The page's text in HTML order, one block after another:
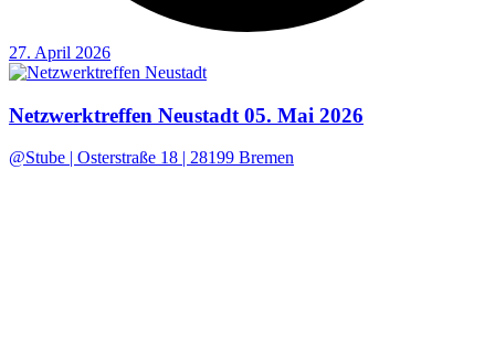
27. April 2026
Netzwerktreffen Neustadt 05. Mai 2026
@Stube | Osterstraße 18 | 28199 Bremen